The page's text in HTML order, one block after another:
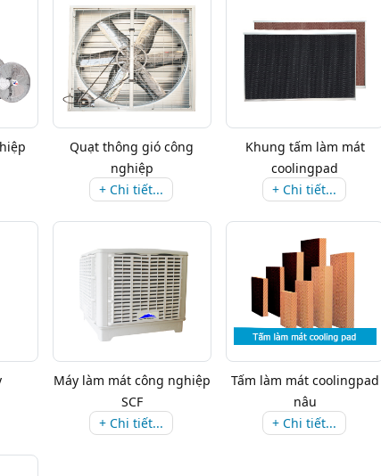
Quạt thông gió công
nghiệp
+ Chi tiết...
Khung tấm làm mát
coolingpad
+ Chi tiết...
Máy làm mát công nghiệp
SCF
+ Chi tiết...
Tấm làm mát coolingpad
nâu
+ Chi tiết...